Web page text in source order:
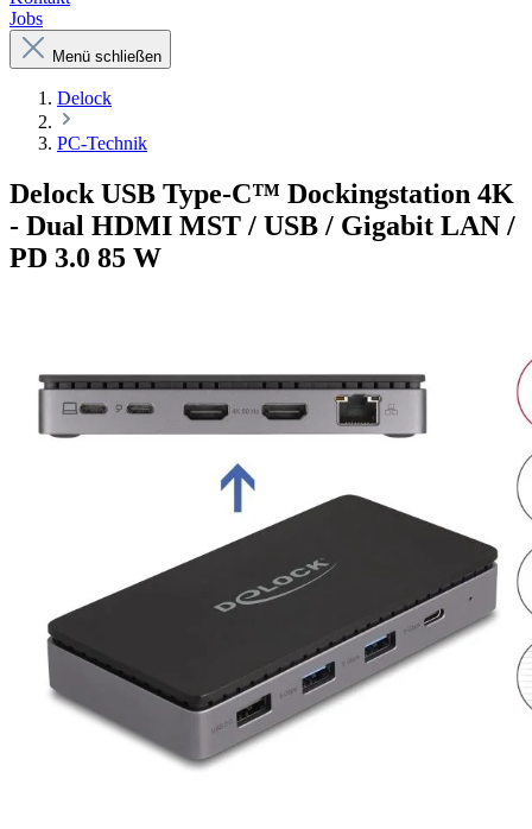
Jobs
Menü schließen
Delock
PC-Technik
Delock USB Type-C™ Dockingstation 4K
- Dual HDMI MST / USB / Gigabit LAN /
PD 3.0 85 W